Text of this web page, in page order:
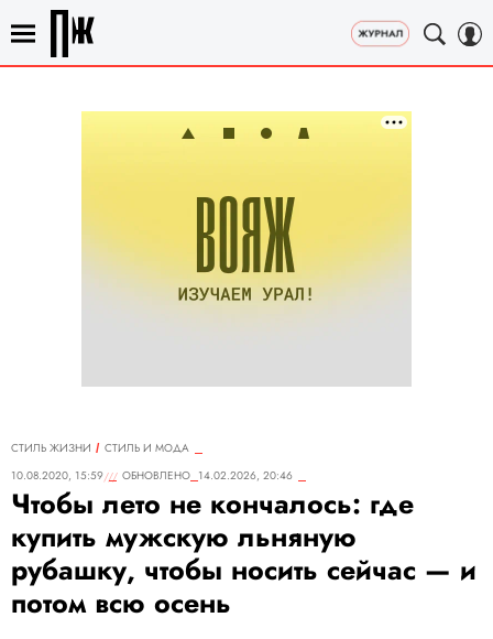
СТИЛЬ ЖИЗНИ
СТИЛЬ И МОДА
10.08.2020, 15:59
ОБНОВЛЕНО 14.02.2026, 20:46
Чтобы лето не кончалось: где
купить мужскую льняную
рубашку, чтобы носить сейчас — и
потом всю осень